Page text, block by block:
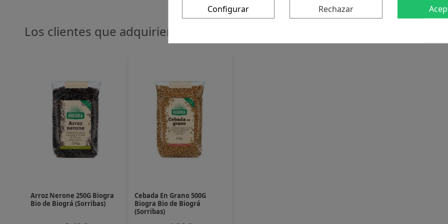
Los clientes que adquirieron este producto también compraron:
Arroz Nerone 250G Biogra
Bio de Biográ (Sorribas)
Cebada En Grano 500G
Biogra Bio de Biográ
(Sorribas)
Configurar Rechazar